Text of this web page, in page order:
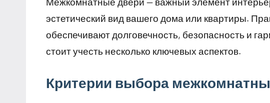
эстетический вид вашего дома или квартиры.
обеспечивают долговечность, безопасность и
стоит учесть несколько ключевых аспектов.
Критерии выбора